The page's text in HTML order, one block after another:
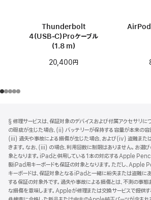
Thunderbolt
4（USB‑C）Proケーブル
（1.8 m）
20,400円
ッ
タ
ー
注
§ 修理サービスは、保証対象のデバイスおよび付属アクセサリ
の瑕疵が生じた場合、(ii) バッテリーが保持する容量が本来の
(iii) 過失や事故による損傷が生じた場合、および(iv) 盗難また
きます。なお、(iii) の場合、利用回数に制限はありません。お選
象となります。iPadと併用している1本の対応するApple
製iPad用キーボードも保証の対象となります。ただし、
キーボードは、保証対象となるiPadと一緒に紛失または盗難に
する保証の対象外です。過失や事故による損傷とは、不測の事
な損傷を意味します。Appleが修理または交換サービスで提供